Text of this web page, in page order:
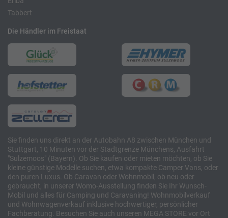
Tabbert
Die Händler im Freistaat
Sie finden uns direkt an der Autobahn A8 zwischen München und
Stuttgart, 10 Minuten vor der Stadtgrenze Münchens, Ausfahrt
"Sulzemoos" (Bayern). Ob Sie kaufen oder mieten möchten, ob Sie
kleine günstige Modelle suchen, etwa kompakte Camper Vans, oder
den puren Luxus. Ob Caravan oder Wohnmobil, ob neu oder
gebraucht, in unserer Womo-Ausstellung finden Sie Ihr Wunsch-
Mobil und alles für Camping und Caravaning! Wohnmobilverkauf
und Wohnwagenverkauf inklusive hochwertiger, persönlicher
Fachberatung. Besuchen Sie auch unseren MEGA STORE vor Ort